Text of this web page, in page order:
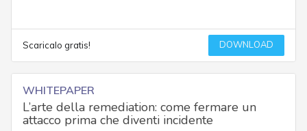
Scaricalo gratis! DOWNLOAD
WHITEPAPER
L’arte della remediation: come fermare un
attacco prima che diventi incidente